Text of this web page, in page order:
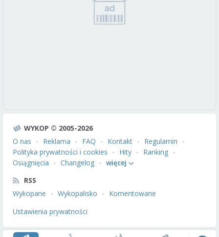
WYKOP © 2005-2026
O nas
Reklama FAQ Kontakt
Regulamin
Polityka prywatności i cookies
Hity
Ranking
Osiągnięcia
Changelog
więcej
RSS
Wykopane
Wykopalisko
Komentowane
Ustawienia prywatności